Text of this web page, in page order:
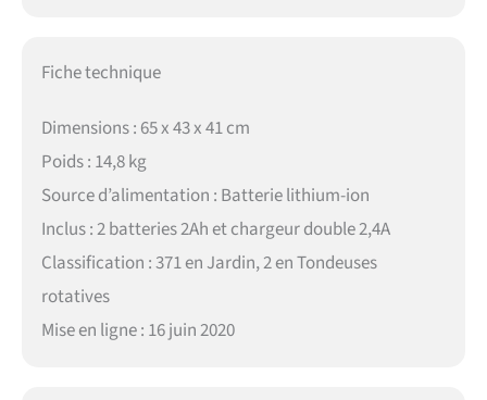
Fiche technique
Dimensions : 65 x 43 x 41 cm
Poids : 14,8 kg
Source d’alimentation : Batterie lithium-ion
Inclus : 2 batteries 2Ah et chargeur double 2,4A
Classification : 371 en Jardin, 2 en Tondeuses
rotatives
Mise en ligne : 16 juin 2020